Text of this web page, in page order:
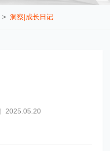
> 洞察|成长日记
2025.05.20